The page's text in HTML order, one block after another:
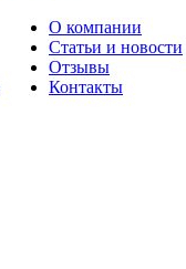
О компании
Статьи и новости
Отзывы
Контакты